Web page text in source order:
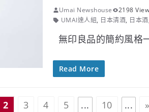
Umai Newshouse
2198
UMAI達人組, 日本清酒, 日本酒
無印良品的簡約風格
Read More
2 3 4 5 ... 10 ... »